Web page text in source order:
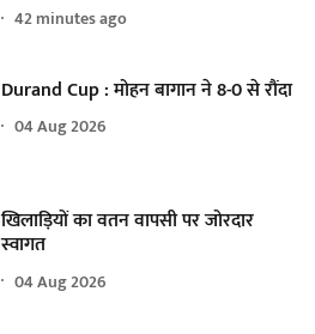
42 minutes ago
Durand Cup : मोहन बागान ने 8-0 से रौंदा
04 Aug 2026
खिलाड़ियों का वतन वापसी पर जोरदार
स्वागत
04 Aug 2026